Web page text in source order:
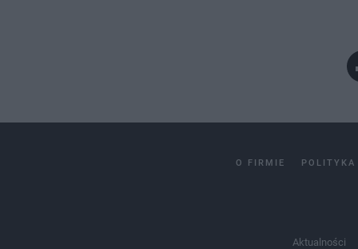
O FIRMIE POLITYKA
Aktualności